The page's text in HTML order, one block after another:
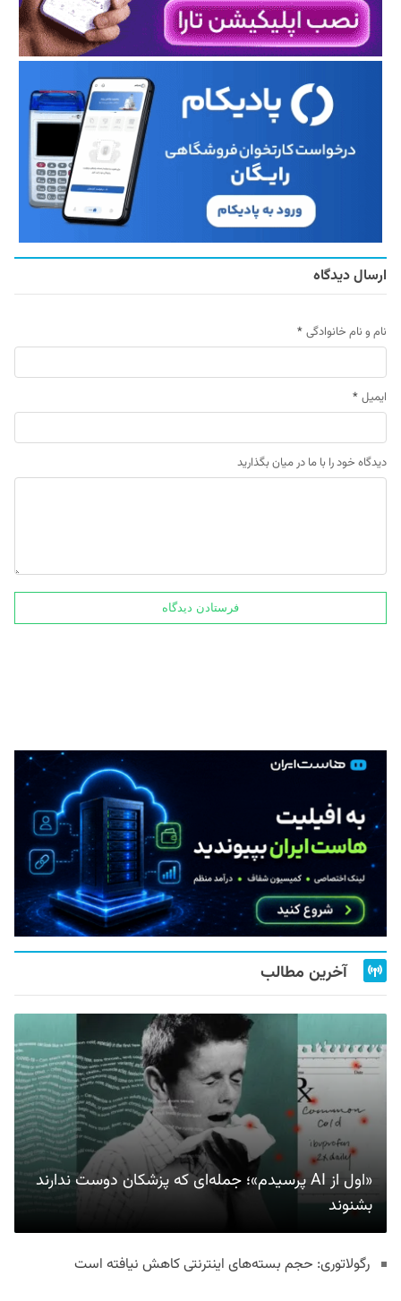
ارسال دیدگاه
نام و نام خانوادگی *
ایمیل *
دیدگاه خود را با ما در میان بگذارید
آخرین مطالب
«اول از AI پرسیدم»؛ جمله‌ای که پزشکان دوست ندارند
بشنوند
رگولاتوری: حجم بسته‌های اینترنتی کاهش نیافته است